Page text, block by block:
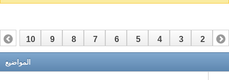
1
2
3
4
5
6
7
8
9
10
المواضيع